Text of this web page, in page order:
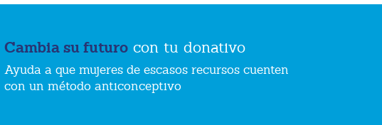
Cambia su futuro con tu donativo
Ayuda a que mujeres de escasos recursos cuenten
con un método anticonceptivo